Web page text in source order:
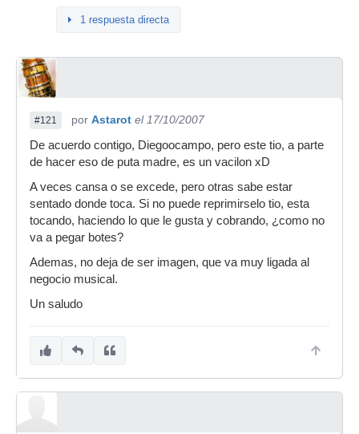
1 respuesta directa
#121 por Astarot el 17/10/2007
De acuerdo contigo, Diegoocampo, pero este tio, a parte
de hacer eso de puta madre, es un vacilon xD
A veces cansa o se excede, pero otras sabe estar
sentado donde toca. Si no puede reprimirselo tio, esta
tocando, haciendo lo que le gusta y cobrando, ¿como no
va a pegar botes?
Ademas, no deja de ser imagen, que va muy ligada al
negocio musical.
Un saludo